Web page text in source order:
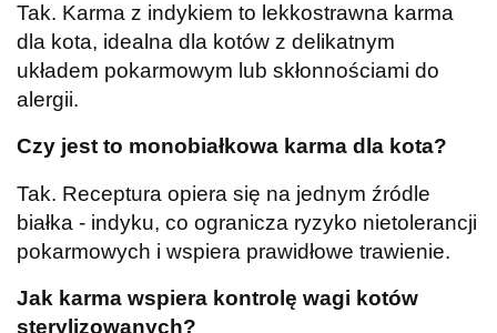
Tak. Karma z indykiem to lekkostrawna karma
dla kota, idealna dla kotów z delikatnym
układem pokarmowym lub skłonnościami do
alergii.
Czy jest to monobiałkowa karma dla kota?
Tak. Receptura opiera się na jednym źródle
białka - indyku, co ogranicza ryzyko nietolerancji
pokarmowych i wspiera prawidłowe trawienie.
Jak karma wspiera kontrolę wagi kotów
sterylizowanych?